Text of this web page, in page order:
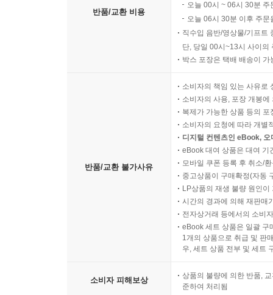
반품/교환 비용
오늘 00시 ~ 06시 30분
오늘 06시 30분 이후 주
직수입 음반/영상물/기프트
단, 당일 00시~13시 사이의
박스 포장은 택배 배송이
반품/교환 불가사유
소비자의 책임 있는 사유로
소비자의 사용, 포장 개봉
복제가 가능한 상품 등의
소비자의 요청에 따라 개별
디지털 컨텐츠인 eBook,
eBook 대여 상품은 대여 기
모바일 쿠폰 등록 후 취소/
중고상품이 구매확정(자동
LP상품의 재생 불량 원인
시간의 경과에 의해 재판매
전자상거래 등에서의 소비
eBook 세트 상품은 일괄 구
1개의 상품으로 취급 및 판
우, 세트 상품 전부 및 세트
소비자 피해보상
상품의 불량에 의한 반품,
준하여 처리됨